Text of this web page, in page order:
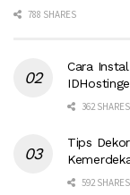
788 SHARES
Cara
362 SHARES
Tips
592 SHARES